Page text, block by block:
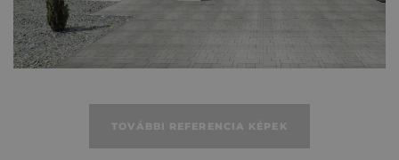
TOVÁBBI REFERENCIA KÉPEK